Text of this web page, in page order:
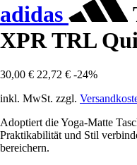
adidas
XPR TRL
30,00 € 22,72 € -24%
inkl. MwSt. zzgl.
Adoptiert die Yoga-Matte
Praktikabilität und Stil
bereichern.